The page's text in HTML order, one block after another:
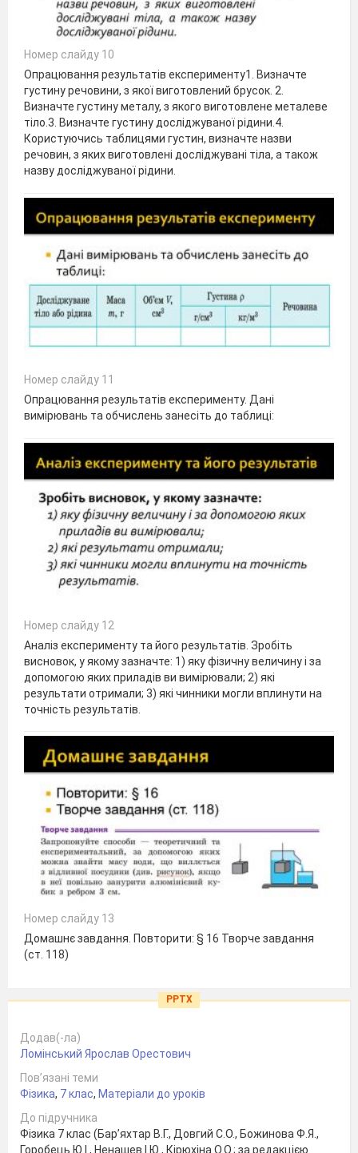
Номер слайду 10
Опрацювання результатів експерименту1. Визначте
густину речовини, з якої виготовлений брусок. 2.
Визначте густину металу, з якого виготовлене металеве
тіло.3. Визначте густину досліджуваної рідини.4.
Користуючись таблицями густин, визначте назви
речовин, з яких виготовлені досліджувані тіла, а також
назву досліджуваної рідини.
Номер слайду 11
Опрацювання результатів експерименту. Дані
вимірювань та обчислень занесіть до таблиці:
Номер слайду 12
Аналіз експерименту та його результатів. Зробіть
висновок, у якому зазначте: 1) яку фізичну величину і за
допомогою яких приладів ви вимірювали; 2) які
результати отримали; 3) які чинники могли вплинути на
точність результатів.
Номер слайду 13
Домашнє завдання. Повторити: § 16 Творче завдання
(ст. 118)
PPTX
Додав(-ла)
Ломінський Ярослав Орестович
Пов’язані теми
Фізика, 7 клас, Матеріали до уроків
До підручника
Фізика 7 клас (Бар’яхтар В.Г., Довгий С.О., Божинова Ф.Я.,
Горобець Ю.І., Ненашев І.Ю., Кірюхіна О.О.; за редакцією